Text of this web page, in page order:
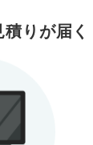
りが届く